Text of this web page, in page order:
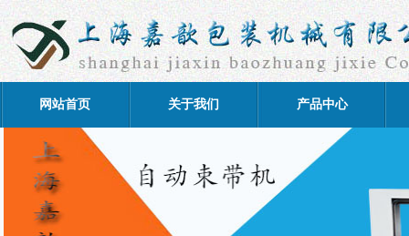
网站首页 关于我们 产品中心